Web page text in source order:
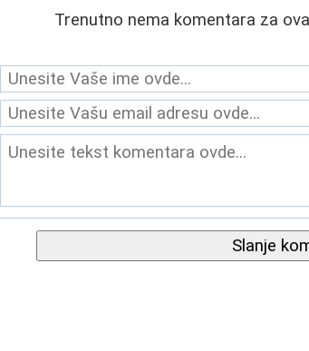
Trenutno nema komentara za
Slanje